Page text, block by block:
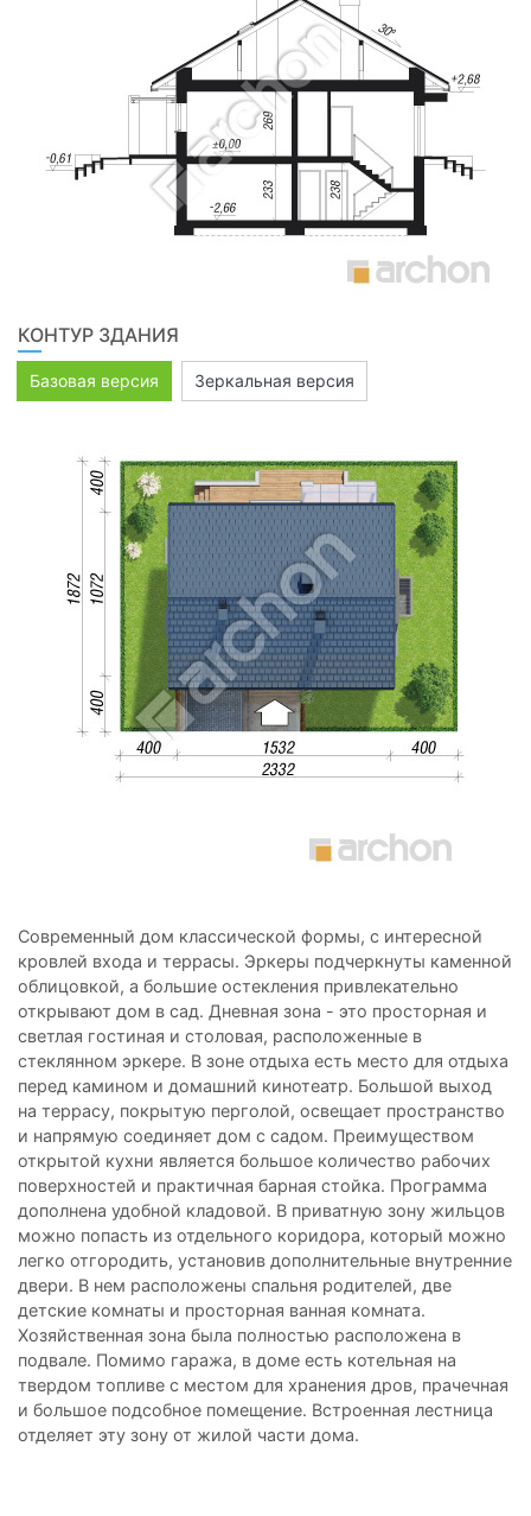
КОНТУР ЗДАНИЯ
Базовая версия Зеркальная версия
Современный дом классической формы, с интересной
кровлей входа и террасы. Эркеры подчеркнуты каменной
облицовкой, а большие остекления привлекательно
открывают дом в сад. Дневная зона - это просторная и
светлая гостиная и столовая, расположенные в
стеклянном эркере. В зоне отдыха есть место для отдыха
перед камином и домашний кинотеатр. Большой выход
на террасу, покрытую перголой, освещает пространство
и напрямую соединяет дом с садом. Преимуществом
открытой кухни является большое количество рабочих
поверхностей и практичная барная стойка. Программа
дополнена удобной кладовой. В приватную зону жильцов
можно попасть из отдельного коридора, который можно
легко отгородить, установив дополнительные внутренние
двери. В нем расположены спальня родителей, две
детские комнаты и просторная ванная комната.
Хозяйственная зона была полностью расположена в
подвале. Помимо гаража, в доме есть котельная на
твердом топливе с местом для хранения дров, прачечная
и большое подсобное помещение. Встроенная лестница
отделяет эту зону от жилой части дома.